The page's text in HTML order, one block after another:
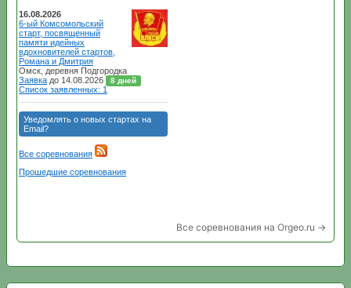
Все соревнования на Orgeo.ru →